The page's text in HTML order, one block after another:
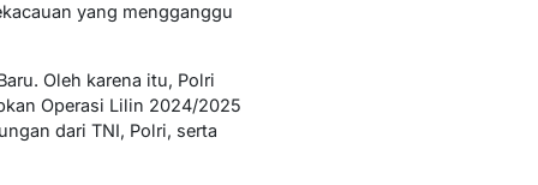
yang mengganggu
Oleh karena itu, Polri
Operasi Lilin 2024/2025
dari TNI, Polri, serta